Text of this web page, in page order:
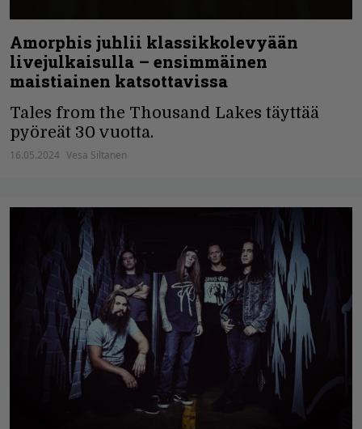
Amorphis juhlii klassikkolevyään
livejulkaisulla – ensimmäinen
maistiainen katsottavissa
Tales from the Thousand Lakes täyttää
pyöreät 30 vuotta.
16.05.2024 Vesa Siltanen